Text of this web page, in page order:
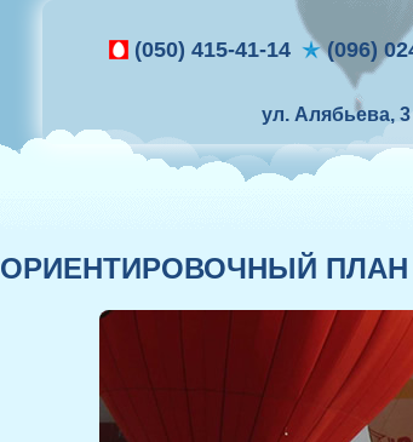
(050) 415-41-14 (096)
ул. Алябьева, 3
ОРИЕНТИРОВОЧНЫЙ ПЛАН